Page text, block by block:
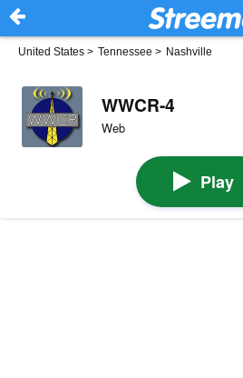
United States > Tennessee > Nashville
WWCR-4
Web
Play